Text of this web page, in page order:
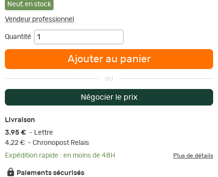
Neuf, en stock
Vendeur professionnel
Quantité
Ajouter au panier
ou
Négocier le prix
Livraison
3,95 € - Lettre
4,22 € - Chronopost Relais
Expédition rapide : en moins de 48H
Plus de détails
Paiements sécurisés